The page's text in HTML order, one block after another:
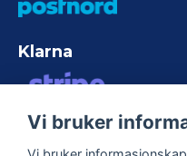
Klarna
VISA/MASTERCARD/
Vi bruker